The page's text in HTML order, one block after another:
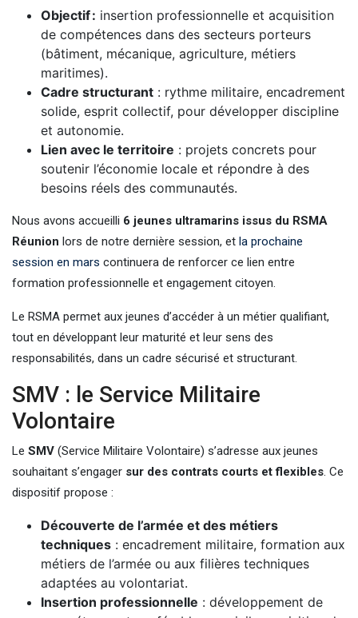
Objectif : insertion professionnelle et acquisition
de compétences dans des secteurs porteurs
(bâtiment, mécanique, agriculture, métiers
maritimes).
Cadre structurant : rythme militaire, encadrement
solide, esprit collectif, pour développer discipline
et autonomie.
Lien avec le territoire : projets concrets pour
soutenir l’économie locale et répondre à des
besoins réels des communautés.
Nous avons accueilli 6 jeunes ultramarins issus du RSMA
Réunion lors de notre dernière session, et la prochaine
session en mars continuera de renforcer ce lien entre
formation professionnelle et engagement citoyen.
Le RSMA permet aux jeunes d’accéder à un métier qualifiant,
tout en développant leur maturité et leur sens des
responsabilités, dans un cadre sécurisé et structurant.
SMV : le Service Militaire
Volontaire
Le SMV (Service Militaire Volontaire) s’adresse aux jeunes
souhaitant s’engager sur des contrats courts et flexibles. Ce
dispositif propose :
Découverte de l’armée et des métiers
techniques : encadrement militaire, formation aux
métiers de l’armée ou aux filières techniques
adaptées au volontariat.
Insertion professionnelle : développement de